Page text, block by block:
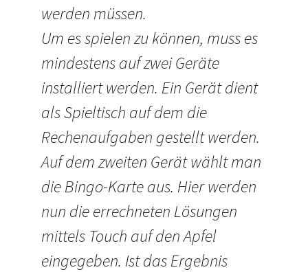
werden müssen.
Um es spielen zu können, muss es
mindestens auf zwei Geräte
installiert werden. Ein Gerät dient
als Spieltisch auf dem die
Rechenaufgaben gestellt werden.
Auf dem zweiten Gerät wählt man
die Bingo-Karte aus. Hier werden
nun die errechneten Lösungen
mittels Touch auf den Apfel
eingegeben. Ist das Ergebnis